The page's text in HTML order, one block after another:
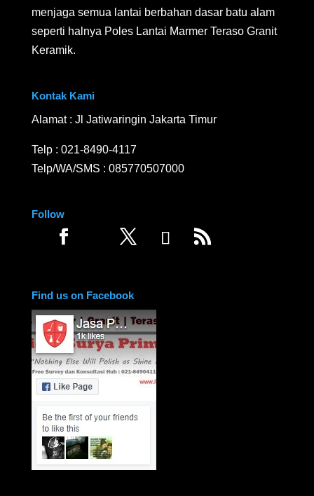
menjaga semua lantai berbahan dasar batu alam
seperti halnya Poles Lantai Marmer Teraso Granit
Keramik.
Kontak Kami
Alamat : Jl Jatiwaringin Jakarta Timur
Telp : 021-8490-4117
Telp/WA/SMS : 085770507000
Follow
Find us on Facebook